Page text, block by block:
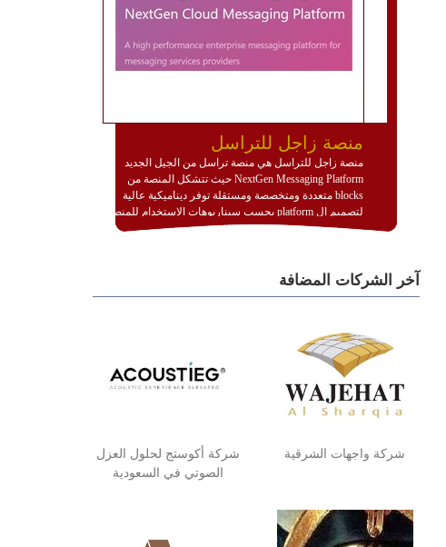
منصة زاجل للتراسل
منصة زاجل للتراسل هي منصة تراسل من الجيل الجديد
NextGen Messaging Platform حيث تتشكل المنصة من
blocks متعددة ومتخصصة ومستقلة توفر ديناميكية عالية
لتصميم ال platform بحسب سيناريوهات الاستخدام للمنصة
وتتوافق مع النشر والاستثمار ضمن بيئة استضافة dedicated
تخدم أي سيناريو تراسل مهما كان معقدا عبر إضافة ومعايرة
عناصر ديناميكية (dynamic items) وتجهيز إعدادات التواصل
http://www.plutosms.com/zagel
آخر الشركات المضافة
شركة واجهات الشرقية
شركة أكوستج لحلول العزل
الصوتي في السعودية